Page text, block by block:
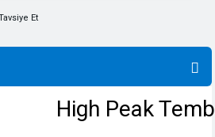
Et
High Peak